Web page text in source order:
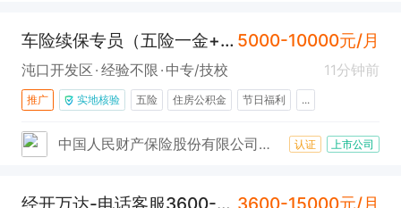
车险续保专员（五险一金+年终奖+沌口） 5000-10000元/月
沌口开发区 经验不限 中专/技校 11分钟前
推广 实地核验 五险 住房公积金 节日福利 ...
中国人民财产保险股份有限公司武汉市武汉经济技术开发区支公司 认证 上市公司